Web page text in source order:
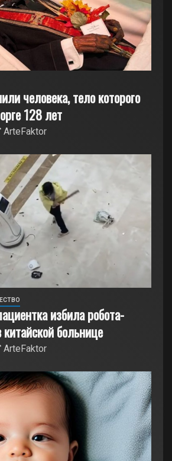
человека, тело которого
128 лет
ArteFaktor
избила робота-
китайской больнице
ArteFaktor